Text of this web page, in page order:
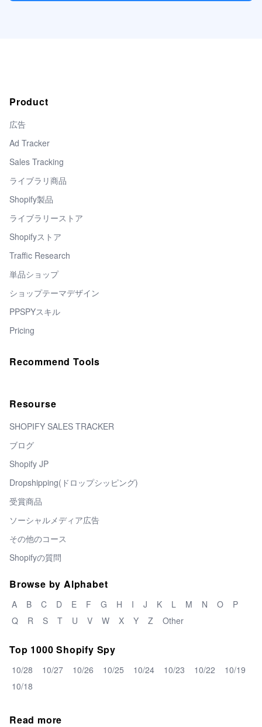
Product
広告
Ad Tracker
Sales Tracking
ライブラリ商品
Shopify製品
ライブラリーストア
Shopifyストア
Traffic Research
単品ショップ
ショップテーマデザイン
PPSPYスキル
Pricing
Recommend Tools
Resourse
SHOPIFY SALES TRACKER
ブログ
Shopify JP
Dropshipping(ドロップシッピング)
受賞商品
ソーシャルメディア広告
その他のコース
Shopifyの質問
Browse by Alphabet
A B C D E F G H I J K L M N O
P
Q
R S T U V W X Y Z Other
Top 1000 Shopify Spy
10/28 10/27 10/26 10/25 10/24 10/23 10/22
10/19
10/18
Read more